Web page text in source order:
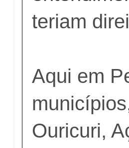
teriam
Aqui em
Ouricuri,